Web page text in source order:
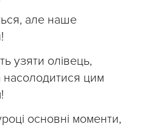
але наше
узяти олівець,
цим
основні моменти,